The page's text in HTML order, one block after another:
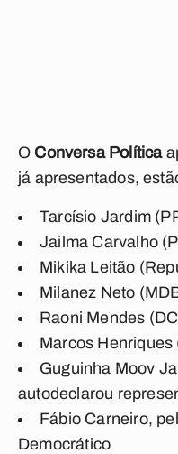
O Conversa Política
já apresentados,
Tarcísio Jardim
Jailma Carvalho
Mikika Leitão
Milanez Neto
Raoni Mendes
Marcos Henriques
Guguinha Moov
autodeclarou
Fábio Carneiro,
Democrático